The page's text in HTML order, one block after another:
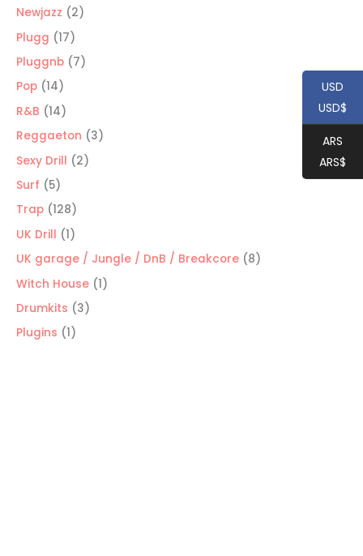
productos
Newjazz 22
Plugg 1717
productos
Pluggnb 77
Pop 1414
productos
R&B 1414
productos
Reggaeton 33
Sexy Drill 22
Surf 55
productos
Trap 128128
productos
UK Drill 11
producto
UK garage / Jungle / DnB / Breakcore 88
Witch House 11
Drumkits 33
Plugins 11
USD
USD$
ARS
ARS$